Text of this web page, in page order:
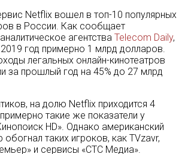
Netflix вошел в топ-10 популярных
в России. Как сообщает
агентства Telecom Daily,
год примерно 1 млрд долларов.
легальных онлайн-кинотеатров
за прошлый год на 45% до 27 млрд
на долю Netflix приходится 4
такие же показатели у
HD». Однако американский
обогнал таких игроков, как TVzavr,
и сервисы «СТС Медиа».